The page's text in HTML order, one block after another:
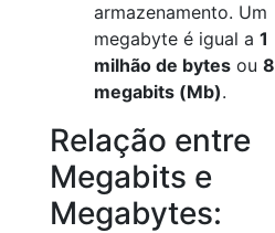
armazenamento. Um
megabyte é igual a 1
milhão de bytes ou 8
megabits (Mb).
Relação entre
Megabits e
Megabytes: